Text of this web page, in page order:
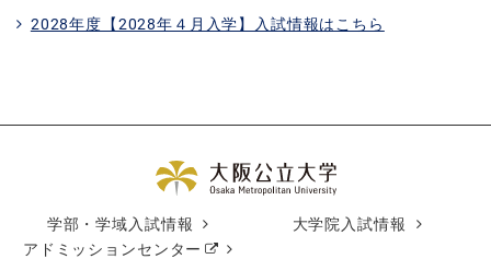
2028年度【2028年４月入学】入試情報はこちら
学部・学域入試情報
大学院入試情報
アドミッションセンター